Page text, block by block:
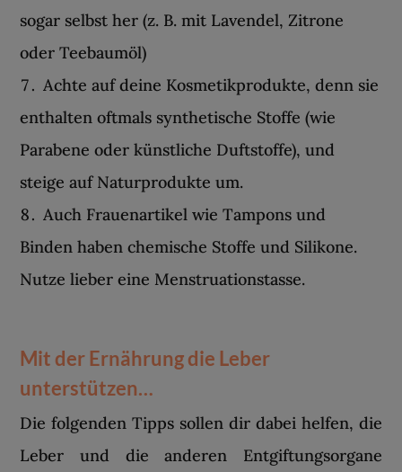
sogar selbst her (z. B. mit Lavendel, Zitrone
oder Teebaumöl)
Achte auf deine Kosmetikprodukte, denn sie
enthalten oftmals synthetische Stoffe (wie
Parabene oder künstliche Duftstoffe), und
steige auf Naturprodukte um.
Auch Frauenartikel wie Tampons und
Binden haben chemische Stoffe und Silikone.
Nutze lieber eine Menstruationstasse.
Mit der Ernährung die Leber
unterstützen…
Die folgenden Tipps sollen dir dabei helfen, die
Leber und die anderen Entgiftungsorgane